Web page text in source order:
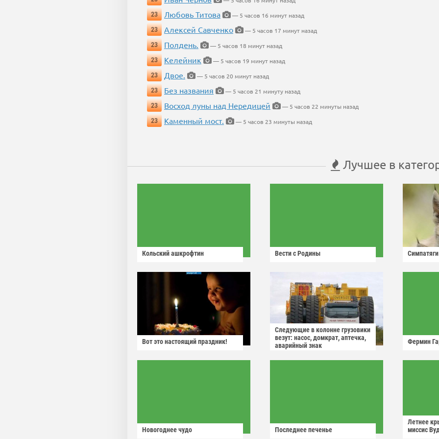
23
Любовь Титова
— 5 часов 16 минут назад
23
Алексей Савченко
— 5 часов 17 минут назад
23
Полдень.
— 5 часов 18 минут назад
23
Келейник
— 5 часов 19 минут назад
23
Двое.
— 5 часов 20 минут назад
23
Без названия
— 5 часов 21 минуту назад
23
Восход луны над Нередицей
— 5 часов 22 минуты назад
23
Каменный мост. — 5 часов 23 минуты назад
Лучшее в
Кольский ашкрофтин Вести с Родины Симпатяги
Вот это настоящий праздник!
Следующие в колонне грузовики
везут: насос, домкрат, аптечка,
аварийный знак
Фермин
Новогоднее чудо Последнее печенье
Летнее
миссис